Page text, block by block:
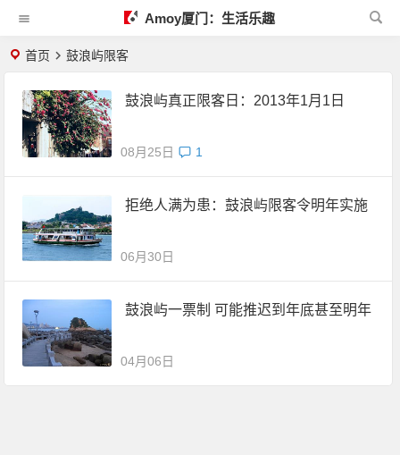
Amoy厦门：生活乐趣
首页 鼓浪屿限客
鼓浪屿真正限客日：2013年1月1日
08月25日 1
拒绝人满为患：鼓浪屿限客令明年实施
06月30日
鼓浪屿一票制 可能推迟到年底甚至明年
04月06日